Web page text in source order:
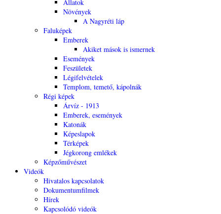
Állatok
Növények
A Nagyréti láp
Faluképek
Emberek
Akiket mások is ismernek
Események
Feszületek
Légifelvételek
Templom, temető, kápolnák
Régi képek
Árvíz - 1913
Emberek, események
Katonák
Képeslapok
Térképek
Jégkorong emlékek
Képzőművészet
Videók
Hivatalos kapcsolatok
Dokumentumfilmek
Hírek
Kapcsolódó videók